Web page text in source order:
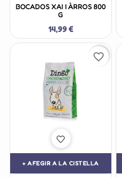
BOCADOS XAI I ÀRROS 800
G
14,99 €
+ AFEGIR A LA CISTELLA
favorite_border